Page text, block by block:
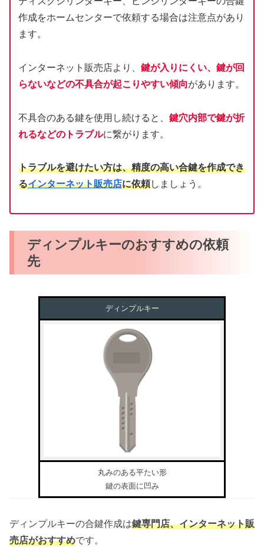
作成をホームセンターで依頼する場合は注意点があり
ます。
インターネット販売店より、 鍵が入りにくい、鍵が回
らないなどの不具合が起こりやすい傾向があります。
不具合のある鍵を使用し続けると、 鍵穴内部で鍵が折
れるなどのトラブルに繋がります。
トラブルを避けたい方は、精度の高い合鍵を作成でき
るインターネット販売店に依頼しましょう。
ディンプルキーのおすすめの依頼
先
ディンプルキー
丸みのある平たい形
鍵の表面に凹み
ディンプルキーの合鍵作成は鍵専門店、インターネット販
売店がおすすめです。